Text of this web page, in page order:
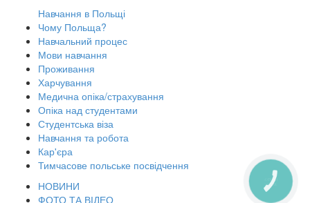
Навчання в Польщі
Чому Польща?
Навчальний процес
Мови навчання
Проживання
Харчування
Медична опіка/страхування
Опіка над студентами
Студентська віза
Навчання та робота
Кар'єра
Тимчасове польське посвідчення
НОВИНИ
ФОТО ТА ВІДЕО
КНОПКА
ЗВ'ЯЗКУ